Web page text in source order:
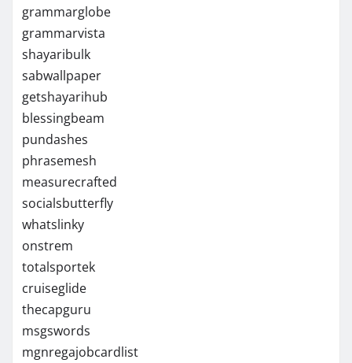
grammarglobe
grammarvista
shayaribulk
sabwallpaper
getshayarihub
blessingbeam
pundashes
phrasemesh
measurecrafted
socialsbutterfly
whatslinky
onstrem
totalsportek
cruiseglide
thecapguru
msgswords
mgnregajobcardlist